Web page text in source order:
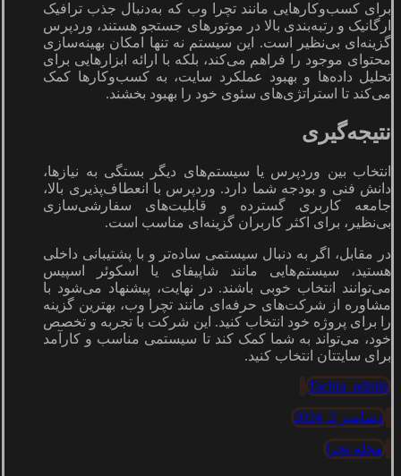
برای کسب‌وکارهایی مانند تچرا وب که به‌دنبال جذب ترافیک
ارگانیک و رتبه‌بندی بالا در موتورهای جستجو هستند، وردپرس
گزینه‌ای بی‌نظیر است. این سیستم نه تنها امکان بهینه‌سازی
محتوای موجود را فراهم می‌کند، بلکه با ارائه ابزارهایی برای
تحلیل داده‌ها و بهبود عملکرد سایت، به کسب‌وکارها کمک
می‌کند تا استراتژی‌های سئوی خود را بهبود بخشند.
نتیجه‌گیری
انتخاب بین وردپرس یا سیستم‌های دیگر بستگی به نیازها،
دانش فنی و بودجه شما دارد. وردپرس با انعطاف‌پذیری بالا،
جامعه کاربری گسترده و قابلیت‌های سفارشی‌سازی
بی‌نظیر، برای اکثر کاربران گزینه‌ای مناسب است.
در مقابل، اگر به دنبال سیستمی ساده‌تر و با پشتیبانی داخلی
هستید، سیستم‌هایی مانند شاپیفای یا اسکوئر اسپیس
می‌توانند انتخاب خوبی باشند. در نهایت، پیشنهاد می‌شود با
مشاوره از شرکت‌های حرفه‌ای مانند تچرا وب، بهترین گزینه
را برای پروژه خود انتخاب کنید. این شرکت با تجربه و تخصص
خود، می‌تواند به شما کمک کند تا سیستمی مناسب و کارآمد
برای سایتتان انتخاب کنید.
Tachra_admin
دسامبر 2, 2024
مجله تچرا